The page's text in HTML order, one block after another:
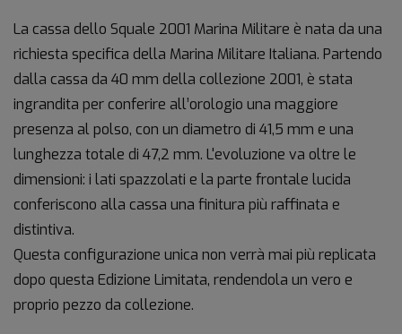
La cassa dello Squale 2001 Marina Militare è nata da una
richiesta specifica della Marina Militare Italiana. Partendo
dalla cassa da 40 mm della collezione 2001, è stata
ingrandita per conferire all’orologio una maggiore
presenza al polso, con un diametro di 41,5 mm e una
lunghezza totale di 47,2 mm. L'evoluzione va oltre le
dimensioni: i lati spazzolati e la parte frontale lucida
conferiscono alla cassa una finitura più raffinata e
distintiva.
Questa configurazione unica non verrà mai più replicata
dopo questa Edizione Limitata, rendendola un vero e
proprio pezzo da collezione.